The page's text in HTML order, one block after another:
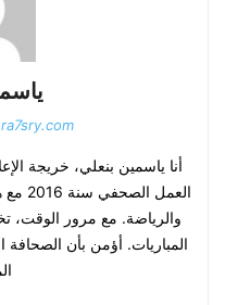
أنا ياسمين بنعلي، خريجة
والرياضة. مع مرور الوقت،
المباريات. أؤمن بأن